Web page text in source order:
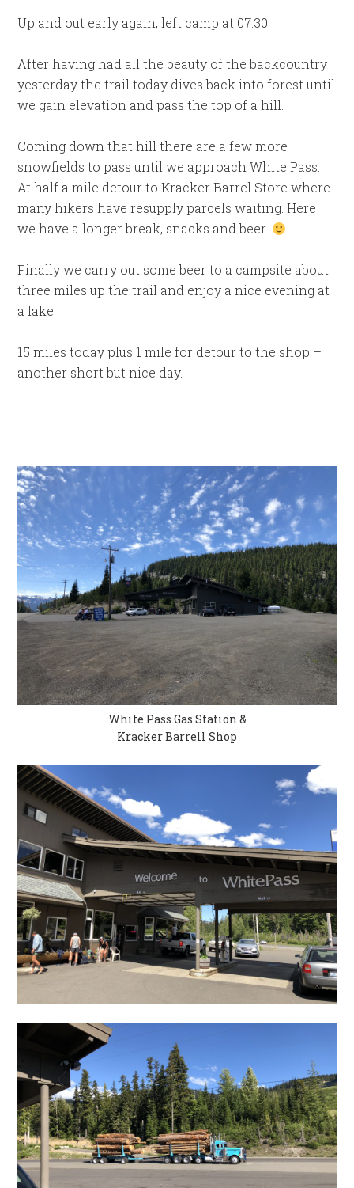
Up and out early again, left camp at 07:30.
After having had all the beauty of the backcountry
yesterday the trail today dives back into forest until
we gain elevation and pass the top of a hill.
Coming down that hill there are a few more
snowfields to pass until we approach White Pass.
At half a mile detour to Kracker Barrel Store where
many hikers have resupply parcels waiting. Here
we have a longer break, snacks and beer.
Finally we carry out some beer to a campsite about
three miles up the trail and enjoy a nice evening at
a lake.
15 miles today plus 1 mile for detour to the shop –
another short but nice day.
White Pass Gas Station &
Kracker Barrell Shop